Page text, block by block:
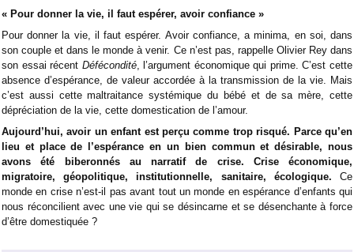
« Pour donner la vie, il faut espérer, avoir confiance »
Pour donner la vie, il faut espérer. Avoir confiance, a minima, en soi, dans
son couple et dans le monde à venir. Ce n’est pas, rappelle Olivier Rey dans
son essai récent Défécondité, l’argument économique qui prime. C’est cette
absence d’espérance, de valeur accordée à la transmission de la vie. Mais
c’est aussi cette maltraitance systémique du bébé et de sa mère, cette
dépréciation de la vie, cette domestication de l’amour.
Aujourd’hui, avoir un enfant est perçu comme trop risqué. Parce qu’en
lieu et place de l’espérance en un bien commun et désirable, nous
avons été biberonnés au narratif de crise. Crise économique,
migratoire, géopolitique, institutionnelle, sanitaire, écologique. Ce
monde en crise n’est-il pas avant tout un monde en espérance d’enfants qui
nous réconcilient avec une vie qui se désincarne et se désenchante à force
d’être domestiquée ?